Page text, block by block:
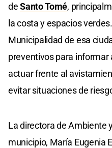
deSanto Tomé,
la costa y espacios
Municipalidad de esa
preventivos para informar
actuar frente al
evitar situaciones de
La directora de Ambiente
municipio, María Eugenia